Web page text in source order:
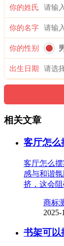
你的姓氏
你的名字
你的性别
出生日期
相关文章
客厅怎么
客厅怎么
感与和谐
挤，这会
商标
2025-
书架可以